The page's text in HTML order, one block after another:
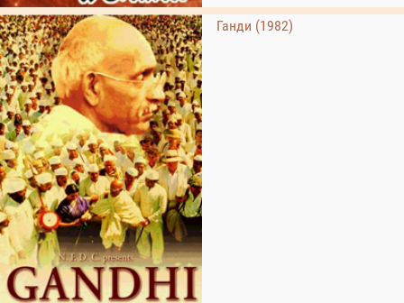
Ганди (1982)